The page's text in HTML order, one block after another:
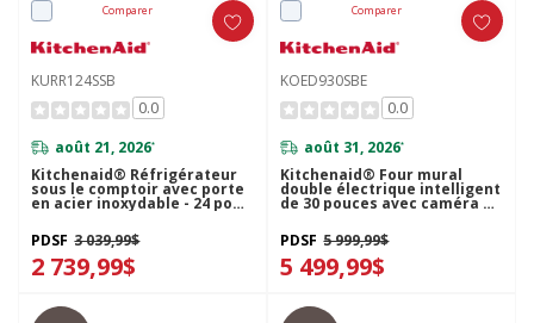
Comparer
KURR124SSB
0.0
août 21, 2026*
Kitchenaid® Réfrigérateur
sous le comptoir avec porte
en acier inoxydable - 24 po
PDSF 3 039,99$
2 739,99$
Comparer
KOED930SBE
0.0
août 31, 2026*
Kitchenaid® Four mural
double électrique intelligent
de 30 pouces avec caméra de
cuisson intelligente - Fini
minerai noir KOED930SBE
PDSF 5 999,99$
5 499,99$